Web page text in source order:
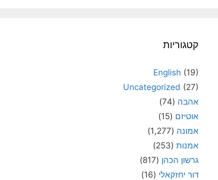
קטגוריות
English (19)
Uncategorized (27)
אהבה (74)
אוטיזם (15)
אמונה (1,277)
אמנות (253)
גרשון הכהן (817)
דור יחזקאלי (16)